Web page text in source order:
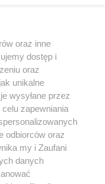
być powielany i
w jakikolwiek sposób (w
polu
umieszczaniem w
Jakiekolwiek użycie lub
z naruszeniem prawa,
groźbą kary i może być
oraz inne
dostęp i
oraz
unikalne
wysyłane przez
zapewniania
odbiorców oraz
my i Zaufani
danych